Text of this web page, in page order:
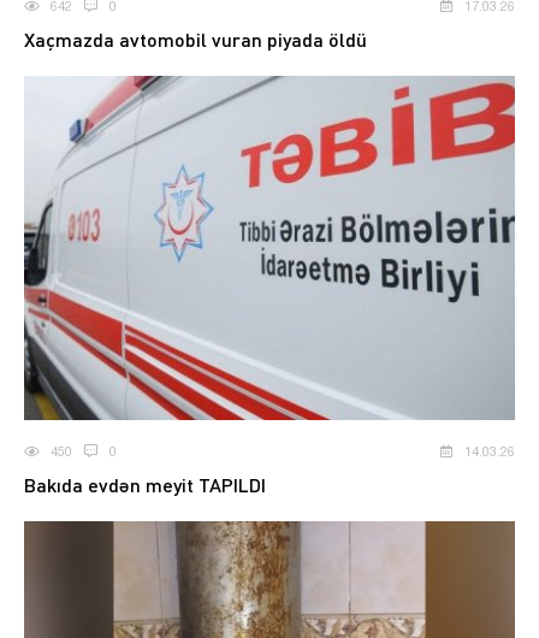
642 0 17.03.26
Xaçmazda avtomobil vuran piyada öldü
450 0 14.03.26
Bakıda evdən meyit TAPILDI